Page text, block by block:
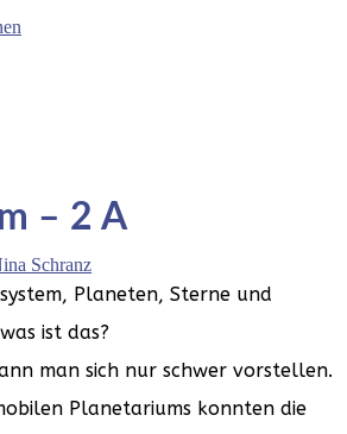
– 2 A
Schranz
Planeten, Sterne und
ist das?
man sich nur schwer vorstellen.
Planetariums konnten die